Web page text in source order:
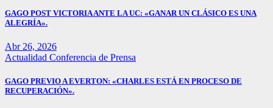
GAGO POST VICTORIA ANTE LA UC: «GANAR UN CLÁSICO ES UNA
ALEGRÍA».
Abr 26, 2026
Actualidad Conferencia de Prensa
GAGO PREVIO A EVERTON: «CHARLES ESTÁ EN PROCESO DE
RECUPERACIÓN».